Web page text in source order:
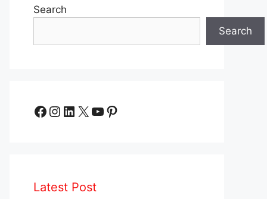
Search
Search
Facebook
Instagram
LinkedIn
X YouTube
Pinterest
Latest Post